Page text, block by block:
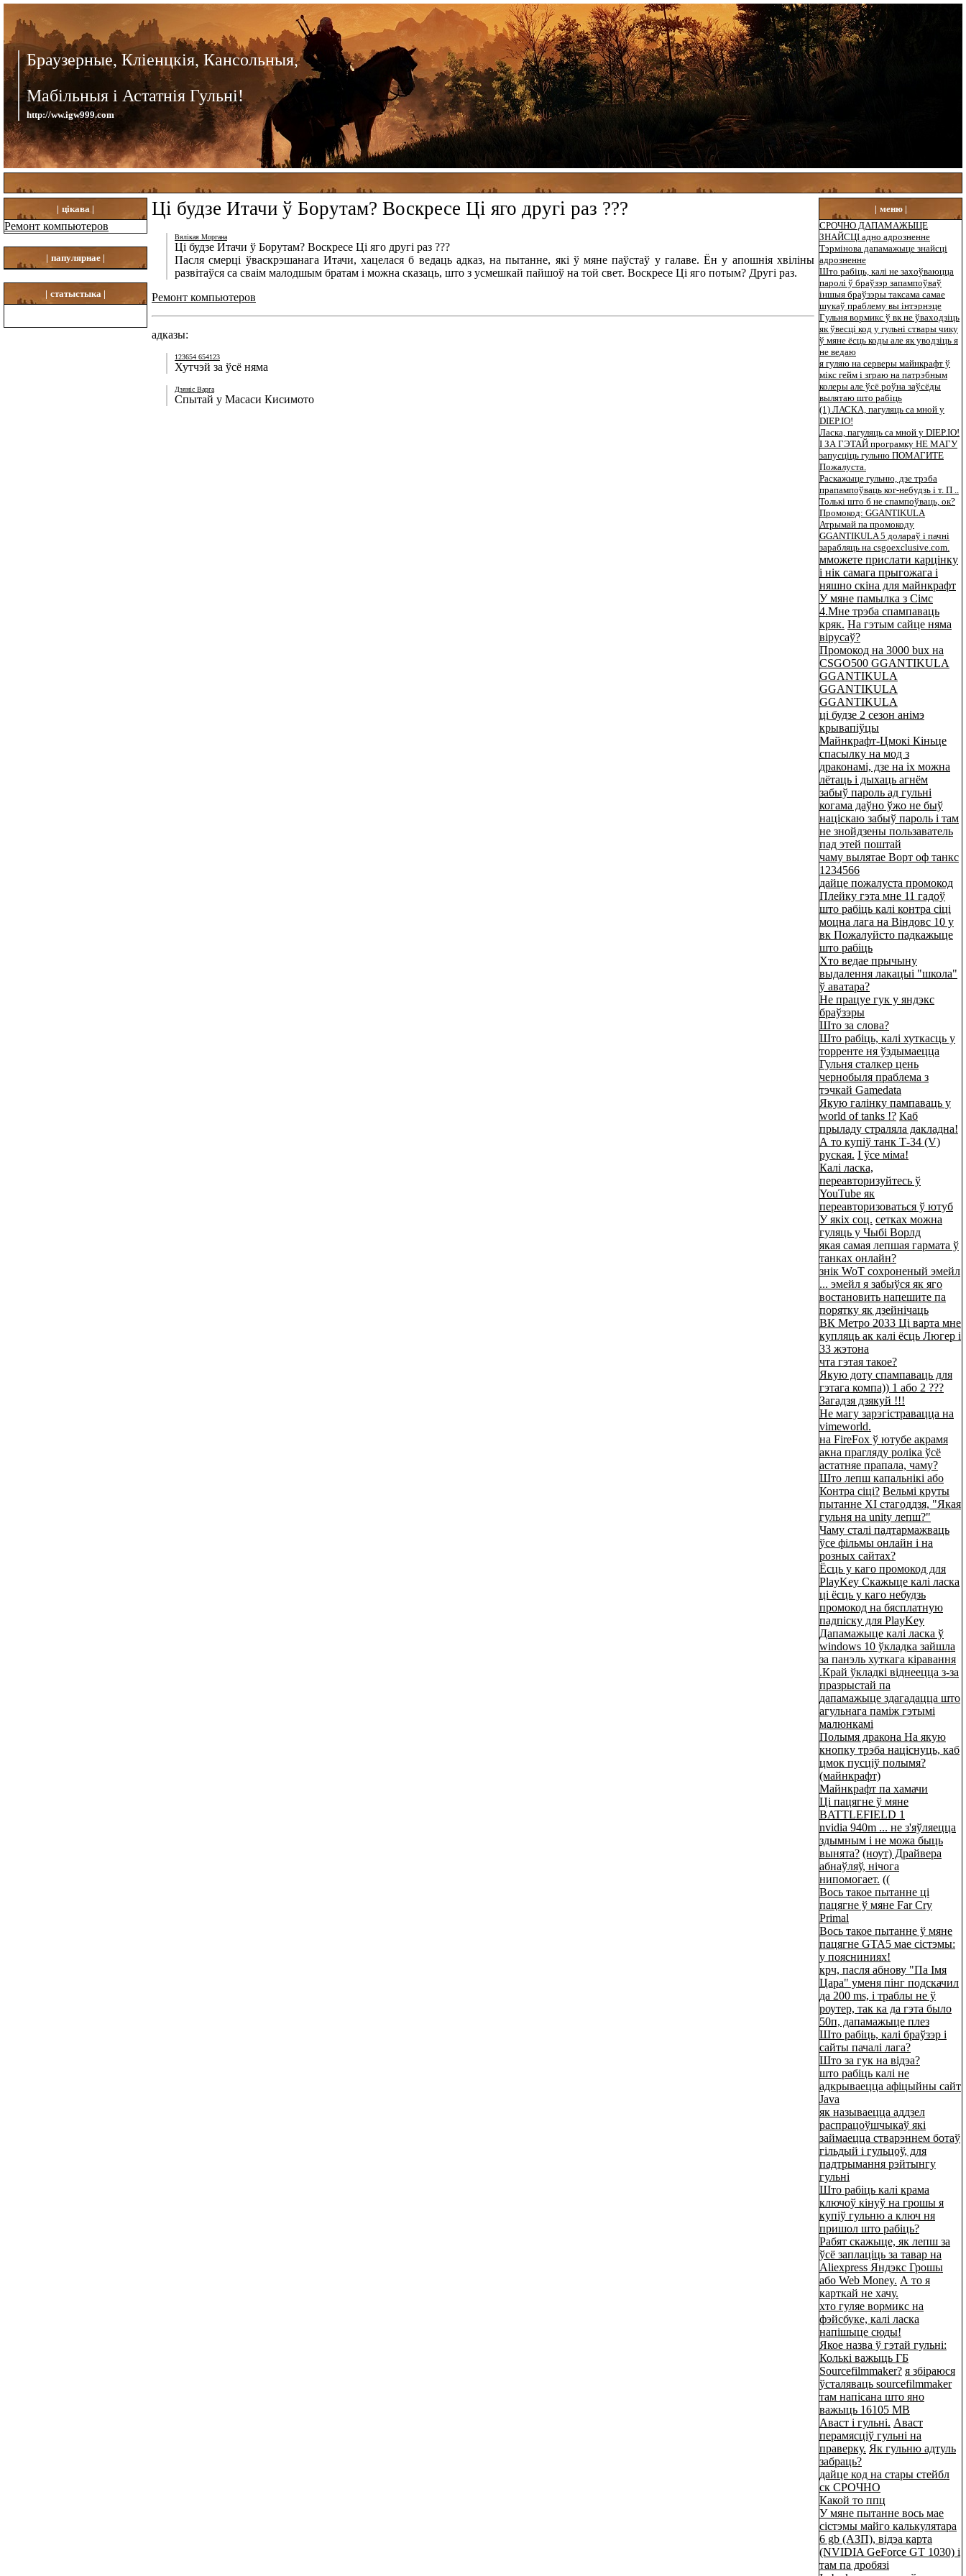
Браузерные, Кліенцкія, Кансольныя,
Мабільныя і Астатнія Гульні!
http://ww.igw999.com
| цікава |
Ремонт компьютеров
| папулярнае |
| статыстыка |
Ці будзе Итачи ў Борутам? Воскресе Ці яго другі раз ???
Вялікая Моргана
Ці будзе Итачи ў Борутам? Воскресе Ці яго другі раз ???
Пасля смерці ўваскрэшанага Итачи, хацелася б ведаць адказ, на пытанне, які ў мяне паўстаў у галаве. Ён у апошнія хвіліны
развітаўся са сваім малодшым братам і можна сказаць, што з усмешкай пайшоў на той свет. Воскресе Ці яго потым? Другі раз.
Ремонт компьютеров
адказы:
123654 654123
Хутчэй за ўсё няма
Дзяніс Варга
Спытай у Масаси Кисимото
| меню |
СРОЧНО ДАПАМАЖЫЦЕ
ЗНАЙСЦІ адно адрозненне
Тэрмінова дапамажыце знайсці
адрозненне
Што рабіць, калі не захоўваюцца
паролі ў браўзэр запампоўваў
іншыя браўзэры таксама самае
шукаў праблему вы інтэрнэце
Гульня вормикс ў вк не ўваходзіць
як ўвесці код у гульні ствары чику
ў мяне ёсць коды але як уводзіць я
не ведаю
я гуляю на серверы майнкрафт ў
мікс гейм і зграю на патрэбным
колеры але ўсё роўна заўсёды
вылятаю што рабіць
(1) ЛАСКА, пагуляць са мной у
DIEP.IO!
Ласка, пагуляць са мной у DIEP.IO!
І ЗА ГЭТАЙ програмку НЕ МАГУ
запусціць гульню ПОМАГИТЕ
Пожалуста.
Раскажыце гульню, дзе трэба
прапампоўваць ког-небудзь і т. П ..
Толькі што б не спампоўваць, ок?
Промокод: GGANTIKULA
Атрымай па промокоду
GGANTIKULA 5 долараў і пачні
зарабляць на csgoexclusive.com.
мможете прислати карцінку
і нік самага прыгожага і
няшно скіна для майнкрафт
У мяне памылка з Сімс
4.Мне трэба спампаваць
кряк. На гэтым сайце няма
вірусаў?
Промокод на 3000 bux на
CSGO500 GGANTIKULA
GGANTIKULA
GGANTIKULA
GGANTIKULA
ці будзе 2 сезон анімэ
крывапіўцы
Майнкрафт-Цмокі Кіньце
спасылку на мод з
драконамі, дзе на іх можна
лётаць і дыхаць агнём
забыў пароль ад гульні
когама даўно ўжо не быў
націскаю забыў пароль і там
не знойдзены пользаватель
пад этей поштай
чаму вылятае Ворт оф танкс
1234566
дайце пожалуста промокод
Плейку гэта мне 11 гадоў
што рабіць калі контра сіці
моцна лага на Віндовс 10 у
вк Пожалуйсто падкажыце
што рабіць
Хто ведае прычыну
выдалення лакацыі "школа"
ў аватара?
Не працуе гук у яндэкс
браўзэры
Што за слова?
Што рабіць, калі хуткасць у
торренте ня ўздымаецца
Гульня сталкер цень
чернобыля праблема з
тэчкай Gamedata
Якую галінку пампаваць у
world of tanks !? Каб
прыладу страляла дакладна!
А то купіў танк Т-34 (V)
руская. І ўсе міма!
Калі ласка,
переавторизуйтесь ў
YouTube як
переавторизоваться ў ютуб
У якіх соц. сетках можна
гуляць у Чыбі Ворлд
якая самая лепшая гармата ў
танках онлайн?
знік WoT сохроненый эмейл
... эмейл я забыўся як яго
востановить напешите па
порятку як дзейнічаць
ВК Метро 2033 Ці варта мне
купляць ак калі ёсць Люгер і
33 жэтона
чта гэтая такое?
Якую доту спампаваць для
гэтага компа)) 1 або 2 ???
Загадзя дзякуй !!!
Не магу зарэгістравацца на
vimeworld.
на FireFox ў ютубе акрамя
акна прагляду роліка ўсё
астатняе прапала, чаму?
Што лепш капальнікі або
Контра сіці? Вельмі круты
пытанне XI стагоддзя, "Якая
гульня на unity лепш?"
Чаму сталі падтармажваць
ўсе фільмы онлайн і на
розных сайтах?
Ёсць у каго промокод для
PlayKey Скажыце калі ласка
ці ёсць у каго небудзь
промокод на бясплатную
падпіску для PlayKey
Дапамажыце калі ласка ў
windows 10 ўкладка зайшла
за панэль хуткага кіравання
.Край ўкладкі віднеецца з-за
празрыстай па
дапамажыце здагадацца што
агульнага паміж гэтымі
малюнкамі
Полымя дракона На якую
кнопку трэба націснуць, каб
цмок пусціў полымя?
(майнкрафт)
Майнкрафт па хамачи
Ці пацягне ў мяне
BATTLEFIELD 1
nvidia 940m ... не з'яўляецца
здымным і не можа быць
вынята? (ноут) Драйвера
абнаўляў, нічога
нипомогает. ((
Вось такое пытанне ці
пацягне ў мяне Far Cry
Primal
Вось такое пытанне ў мяне
пацягне GTA5 мае сістэмы:
у поясниниях!
крч, пасля абнову "Па Імя
Цара" уменя пінг подскачил
да 200 ms, і траблы не ў
роутер, так ка да гэта было
50п, дапамажыце плез
Што рабіць, калі браўзэр і
сайты пачалі лага?
Што за гук на відэа?
што рабіць калі не
адкрываецца афіцыйны сайт
Java
як называецца аддзел
распрацоўшчыкаў які
займаецца стварэннем ботаў
гільдый і гульцоў, для
падтрымання рэйтынгу
гульні
Што рабіць калі крама
ключоў кінуў на грошы я
купіў гульню а ключ ня
пришол што рабіць?
Рабят скажыце, як лепш за
ўсё заплаціць за тавар на
Aliexpress Яндэкс Грошы
або Web Money. А то я
карткай не хачу.
хто гуляе вормикс на
фэйсбуке, калі ласка
напішыце сюды!
Якое назва ў гэтай гульні:
Колькі важыць ГБ
Sourcefilmmaker? я збіраюся
ўсталяваць sourcefilmmaker
там напісана што яно
важыць 16105 МВ
Аваст і гульні. Аваст
перамясціў гульні на
праверку. Як гульню адтуль
забраць?
дайце код на стары стейбл
ск СРОЧНО
Какой то ппц
У мяне пытанне вось мае
сістэмы майго калькулятара
6 gb (АЗП), відэа карта
(NVIDIA GeForce GT 1030) і
там па дробязі